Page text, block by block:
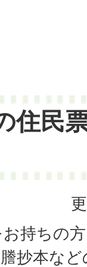
住民
持ちの
抄本な